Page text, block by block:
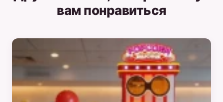
вам понравиться